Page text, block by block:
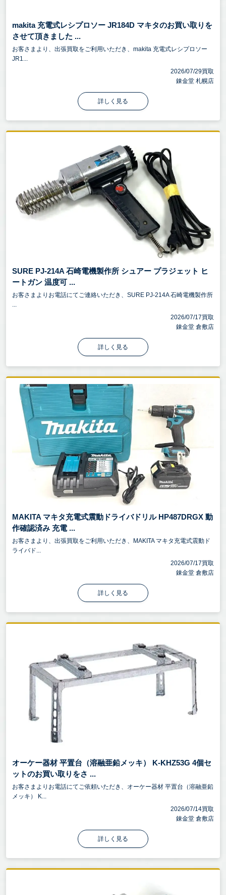
makita 充電式レシプロソー JR184D マキタのお買い取りを
させて頂きました ...
お客さまより、出張買取をご利用いただき、makita 充電式レシプロソー
JR1...
2026/07/29買取
錬金堂 札幌店
詳しく見る
SURE PJ-214A 石崎電機製作所 シュアー プラジェット ヒ
ートガン 温度可 ...
お客さまよりお電話にてご連絡いただき、SURE PJ-214A 石崎電機製作所
...
2026/07/17買取
錬金堂 倉敷店
詳しく見る
MAKITA マキタ充電式震動ドライバドリル HP487DRGX 動
作確認済み 充電 ...
お客さまより、出張買取をご利用いただき、MAKITA マキタ充電式震動ド
ライバド...
2026/07/17買取
錬金堂 倉敷店
詳しく見る
オーケー器材 平置台（溶融亜鉛メッキ） K-KHZ53G 4個セ
ットのお買い取りをさ ...
お客さまよりお電話にてご依頼いただき、オーケー器材 平置台（溶融亜鉛
メッキ） K...
2026/07/14買取
錬金堂 倉敷店
詳しく見る